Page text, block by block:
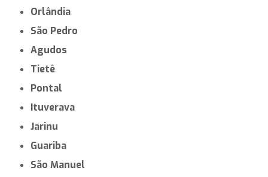
Orlândia
São Pedro
Agudos
Tietê
Pontal
Ituverava
Jarinu
Guariba
São Manuel